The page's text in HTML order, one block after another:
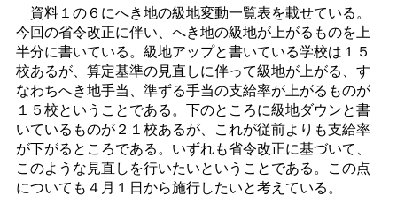
資料１の６にへき地の級地変動一覧表を載せている。
今回の省令改正に伴い、へき地の級地が上がるものを上
半分に書いている。級地アップと書いている学校は１５
校あるが、算定基準の見直しに伴って級地が上がる、す
なわちへき地手当、準ずる手当の支給率が上がるものが
１５校ということである。下のところに級地ダウンと書
いているものが２１校あるが、これが従前よりも支給率
が下がるところである。いずれも省令改正に基づいて、
このような見直しを行いたいということである。この点
についても４月１日から施行したいと考えている。